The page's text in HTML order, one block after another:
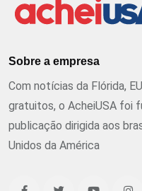
Sobre a empresa
Com notícias da Flórida,
gratuitos, o AcheiUSA foi
publicação dirigida aos
Unidos da América